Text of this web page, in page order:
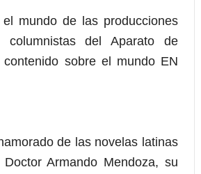
mundo de las producciones
del Aparato de
sobre el mundo EN
de las novelas latinas
Armando Mendoza, su